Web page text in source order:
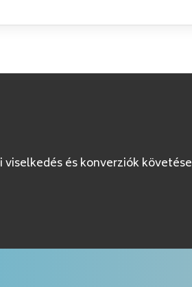
viselkedés és konverziók követése